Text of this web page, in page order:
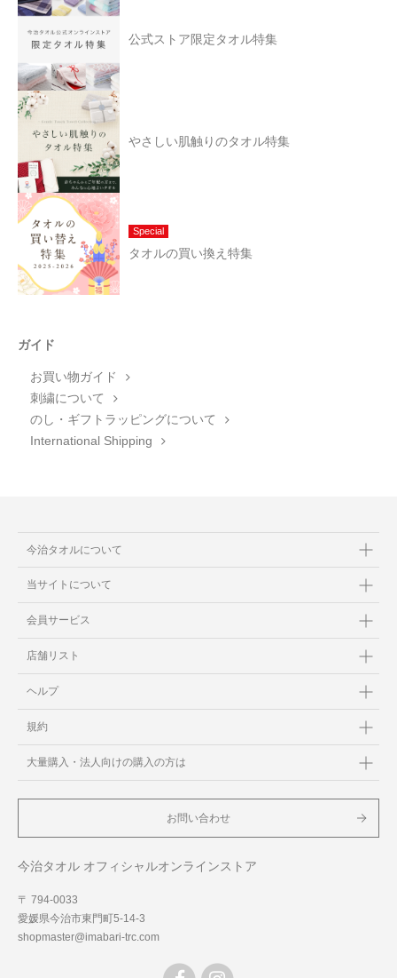
公式ストア限定タオル特集
やさしい肌触りのタオル特集
Special
タオルの買い換え特集
ガイド
お買い物ガイド
刺繍について
のし・ギフトラッピングについて
International Shipping
今治タオルについて
当サイトについて
会員サービス
店舗リスト
ヘルプ
規約
大量購入・法人向けの購入の方は
お問い合わせ
今治タオル オフィシャルオンラインストア
〒 794-0033
愛媛県今治市東門町5-14-3
shopmaster@imabari-trc.com